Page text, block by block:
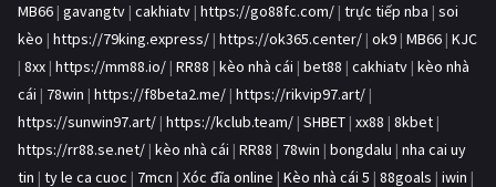
MB66 | gavangtv | cakhiatv | https://go88fc.com/ | trực tiếp nba | soi
kèo | https://79king.express/ | https://ok365.center/ | ok9 | MB66 | KJC
| 8xx | https://mm88.io/ | RR88 | kèo nhà cái | bet88 | cakhiatv | kèo nhà
cái | 78win | https://f8beta2.me/ | https://rikvip97.art/ |
https://sunwin97.art/ | https://kclub.team/ | SHBET | xx88 | 8kbet |
https://rr88.se.net/ | kèo nhà cái | RR88 | 78win | bongdalu | nha cai uy
tin | ty le ca cuoc | 7mcn | Xóc đĩa online | Kèo nhà cái 5 | 88goals | iwin |